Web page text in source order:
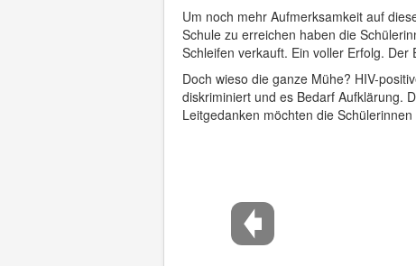
Um noch mehr Aufmerksamkeit auf
Schule zu erreichen haben die
Schleifen verkauft. Ein voller Erfolg.
Doch wieso die ganze Mühe? HIV-
diskriminiert und es Bedarf Aufklärung.
Leitgedanken möchten die